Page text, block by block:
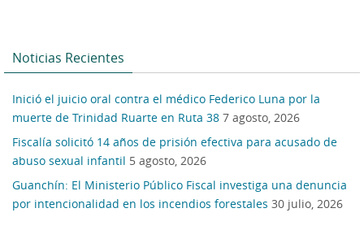
Noticias Recientes
Inició el juicio oral contra el médico Federico Luna por la
muerte de Trinidad Ruarte en Ruta 38 7 agosto, 2026
Fiscalía solicitó 14 años de prisión efectiva para acusado de
abuso sexual infantil 5 agosto, 2026
Guanchín: El Ministerio Público Fiscal investiga una denuncia
por intencionalidad en los incendios forestales 30 julio, 2026